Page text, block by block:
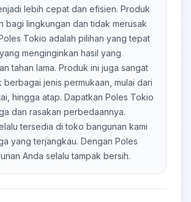
lebih cepat dan efisien. Produk
bagi lingkungan dan tidak merusak
Tokio adalah pilihan yang tepat
menginginkan hasil yang
tahan lama. Produk ini juga sangat
jenis permukaan, mulai dari
hingga atap. Dapatkan Poles Tokio
dan rasakan perbedaannya.
tersedia di toko bangunan kami
yang terjangkau. Dengan Poles
Anda selalu tampak bersih.